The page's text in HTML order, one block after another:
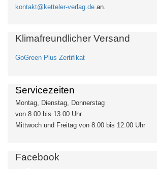
kontakt@ketteler-verlag.de an.
Klimafreundlicher Versand
GoGreen Plus Zertifikat
Servicezeiten
Montag, Dienstag, Donnerstag
von 8.00 bis 13.00 Uhr
Mittwoch und Freitag von 8.00 bis 12.00 Uhr
Facebook